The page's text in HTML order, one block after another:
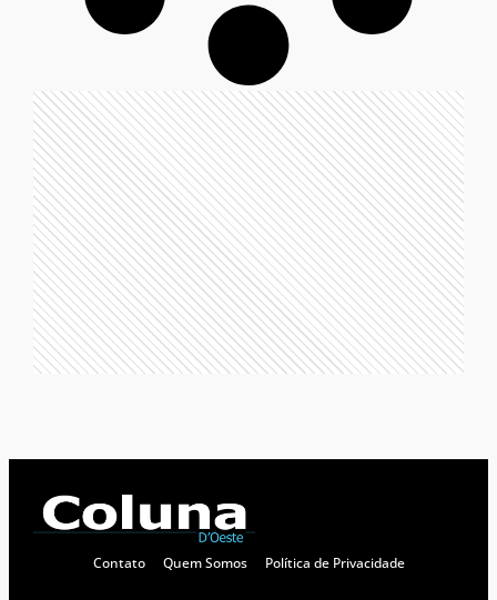
Contato Quem Somos Política de Privacidade